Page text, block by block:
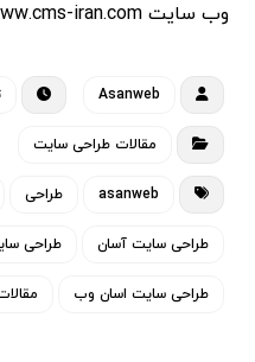
وب سایت http://www.cms-iran.com.
Asanweb
مقالات طراحی سایت
asanweb طراحی
طراحی سایت آسان طراحی
طراحی سایت اسان وب